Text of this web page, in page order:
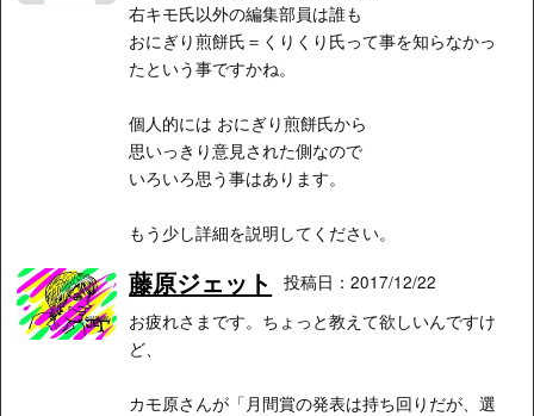
右キモ氏以外の編集部員は誰も
おにぎり煎餅氏＝くりくり氏って事を知らなかっ
たという事ですかね。
個人的には おにぎり煎餅氏から
思いっきり意見された側なので
いろいろ思う事はあります。
もう少し詳細を説明してください。
藤原ジェット
投稿日：2017/12/22
お疲れさまです。ちょっと教えて欲しいんですけ
ど、
カモ原さんが「月間賞の発表は持ち回りだが、選